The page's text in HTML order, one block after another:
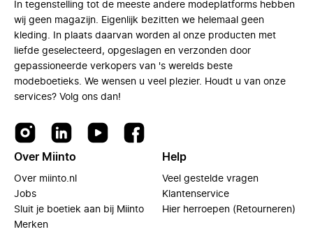
In tegenstelling tot de meeste andere modeplatforms hebben
wij geen magazijn. Eigenlijk bezitten we helemaal geen
kleding. In plaats daarvan worden al onze producten met
liefde geselecteerd, opgeslagen en verzonden door
gepassioneerde verkopers van 's werelds beste
modeboetieks. We wensen u veel plezier. Houdt u van onze
services? Volg ons dan!
Over Miinto
Over miinto.nl
Jobs
Sluit je boetiek aan bij Miinto
Merken
Help
Veel gestelde vragen
Klantenservice
Hier herroepen (Retourneren)